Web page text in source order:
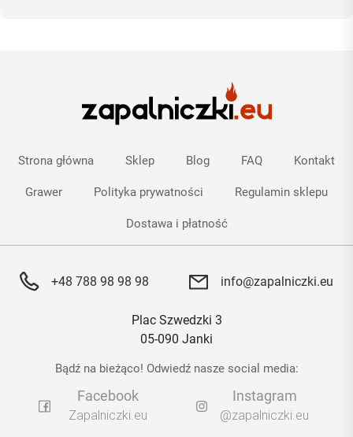
Strona główna Sklep Blog FAQ Kontakt
Grawer Polityka prywatności Regulamin sklepu
Dostawa i płatność
+48 788 98 98 98 info@zapalniczki.eu
Plac Szwedzki 3
05-090 Janki
Bądź na bieżąco! Odwiedź nasze social media:
Facebook
Zapalniczki.eu
Instagram
@zapalniczki.eu